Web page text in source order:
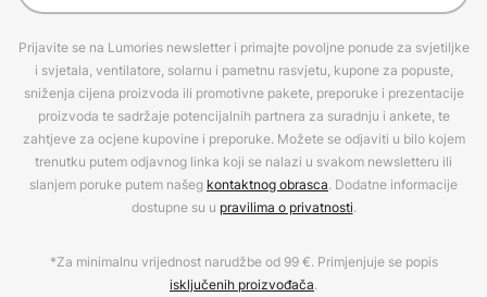
Prijavite se na Lumories newsletter i primajte povoljne ponude za svjetiljke
i svjetala, ventilatore, solarnu i pametnu rasvjetu, kupone za popuste,
sniženja cijena proizvoda ili promotivne pakete, preporuke i prezentacije
proizvoda te sadržaje potencijalnih partnera za suradnju i ankete, te
zahtjeve za ocjene kupovine i preporuke. Možete se odjaviti u bilo kojem
trenutku putem odjavnog linka koji se nalazi u svakom newsletteru ili
slanjem poruke putem našeg kontaktnog obrasca. Dodatne informacije
dostupne su u pravilima o privatnosti.
*Za minimalnu vrijednost narudžbe od 99 €. Primjenjuje se popis
isključenih proizvođača.